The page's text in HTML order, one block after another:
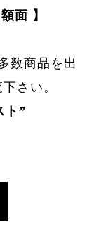
面 】
数商品を出
さい。
ト”